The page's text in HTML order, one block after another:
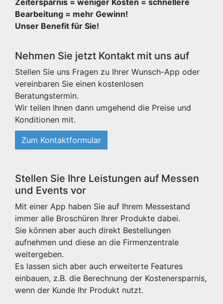
Zeitersparnis = weniger Kosten = schnellere
Bearbeitung = mehr Gewinn!
Unser Benefit für Sie!
Nehmen Sie jetzt Kontakt mit uns auf
Stellen Sie uns Fragen zu Ihrer Wunsch-App oder
vereinbaren Sie einen kostenlosen
Beratungstermin.
Wir teilen Ihnen dann umgehend die Preise und
Konditionen mit.
Zum Kontaktformular
Stellen Sie Ihre Leistungen auf Messen
und Events vor
Mit einer App haben Sie auf Ihrem Messestand
immer alle Broschüren Ihrer Produkte dabei.
Sie können aber auch direkt Bestellungen
aufnehmen und diese an die Firmenzentrale
weitergeben.
Es lassen sich aber auch erweiterte Features
einbauen, z.B. die Berechnung der Kostenersparnis,
wenn der Kunde Ihr Produkt nutzt.